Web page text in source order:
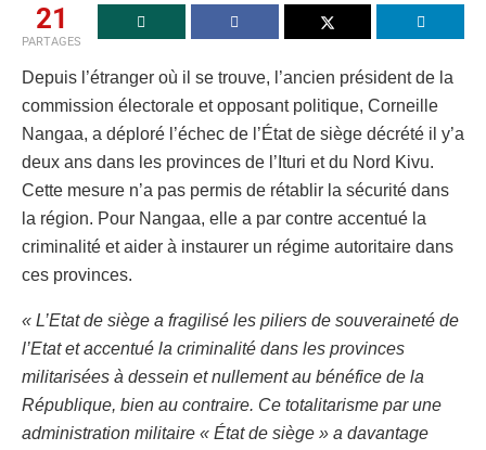
21
PARTAGES
Depuis l’étranger où il se trouve, l’ancien président de la
commission électorale et opposant politique, Corneille
Nangaa, a déploré l’échec de l’État de siège décrété il y’a
deux ans dans les provinces de l’Ituri et du Nord Kivu.
Cette mesure n’a pas permis de rétablir la sécurité dans
la région. Pour Nangaa, elle a par contre accentué la
criminalité et aider à instaurer un régime autoritaire dans
ces provinces.
« L’Etat de siège a fragilisé les piliers de souveraineté de
l’Etat et accentué la criminalité dans les provinces
militarisées à dessein et nullement au bénéfice de la
République, bien au contraire. Ce totalitarisme par une
administration militaire « État de siège » a davantage